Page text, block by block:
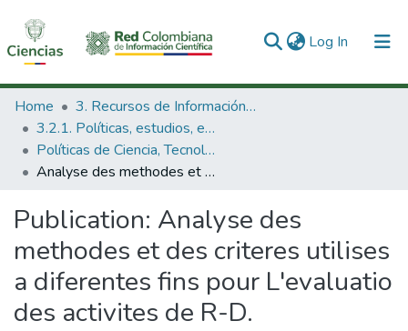
Log In (current)
Communities & Collections
All of DSpace
Statistics
Home
3. Recursos de Información Científica y Tecnológica
3.2.1. Políticas, estudios, evaluaciones e indicadores de CTeI
Políticas de Ciencia, Tecnología e Innovación
Analyse des methodes et des criteres utilises a diferentes fins pour L'evaluatio des activites de R-D.
Publication: Analyse des
methodes et des criteres utilises
a diferentes fins pour L'evaluatio
des activites de R-D.